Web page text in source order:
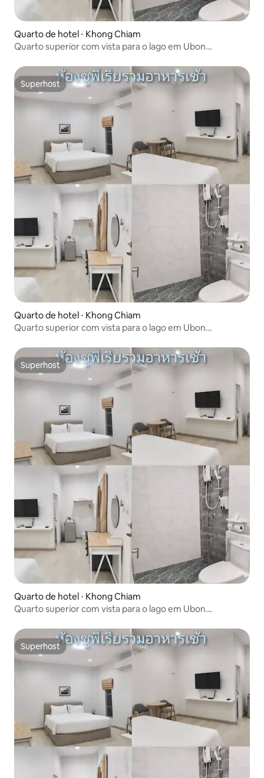
Quarto de hotel ⋅ Khong Chiam
Quarto superior com vista para o lago em Ubon
Superhost
Superhost
Quarto de hotel ⋅ Khong Chiam
Quarto superior com vista para o lago em Ubon
Superhost
Superhost
Quarto de hotel ⋅ Khong Chiam
Quarto superior com vista para o lago em Ubon
Superhost
Superhost